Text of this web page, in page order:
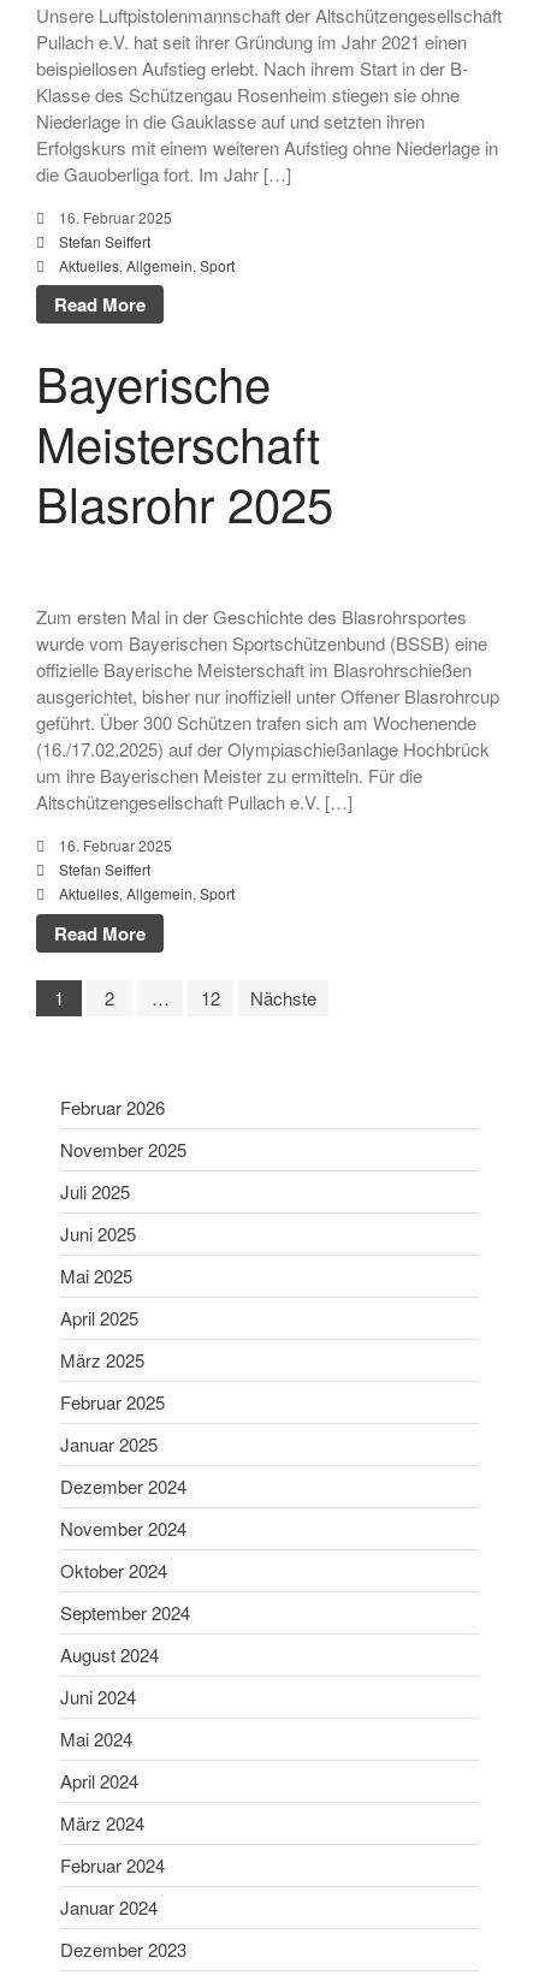
Aktuelles
Allgemein
Jugend
Sport
Kommentar-Feed
Unsere Luftpistolenmannschaft der Altschützengesellschaft
Pullach e.V. hat seit ihrer Gründung im Jahr 2021 einen
beispiellosen Aufstieg erlebt. Nach ihrem Start in der B-
Klasse des Schützengau Rosenheim stiegen sie ohne
Niederlage in die Gauklasse auf und setzten ihren
Erfolgskurs mit einem weiteren Aufstieg ohne Niederlage in
die Gauoberliga fort. Im Jahr […]
16. Februar 2025
Stefan Seiffert
Aktuelles, Allgemein, Sport
Read More
Bayerische
Meisterschaft
Blasrohr 2025
Zum ersten Mal in der Geschichte des Blasrohrsportes
wurde vom Bayerischen Sportschützenbund (BSSB) eine
offizielle Bayerische Meisterschaft im Blasrohrschießen
ausgerichtet, bisher nur inoffiziell unter Offener Blasrohrcup
geführt. Über 300 Schützen trafen sich am Wochenende
(16./17.02.2025) auf der Olympiaschießanlage Hochbrück
um ihre Bayerischen Meister zu ermitteln. Für die
Altschützengesellschaft Pullach e.V. […]
16. Februar 2025
Stefan Seiffert
Aktuelles, Allgemein, Sport
Read More
1 2 … 12 Nächste
Februar 2026
November 2025
Juli 2025
Juni 2025
Mai 2025
April 2025
März 2025
Februar 2025
Januar 2025
Dezember 2024
November 2024
Oktober 2024
September 2024
August 2024
Juni 2024
Mai 2024
April 2024
März 2024
Februar 2024
Januar 2024
Dezember 2023